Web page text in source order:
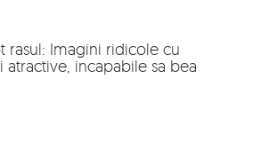
rasul: Imagini ridicole cu
atractive, incapabile sa bea